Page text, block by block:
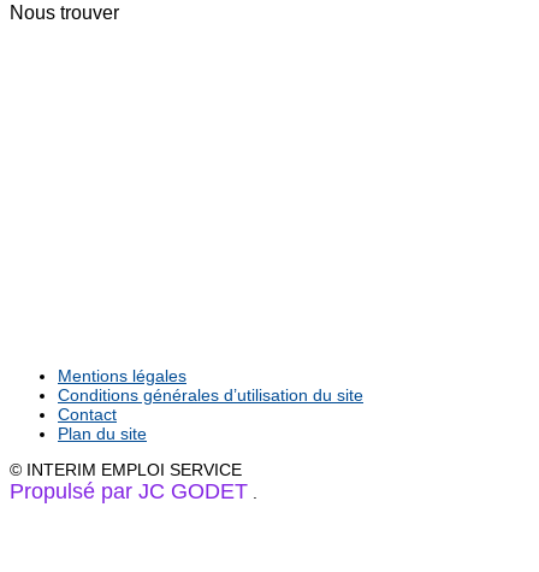
Nous trouver
Mentions légales
Conditions générales d’utilisation du site
Contact
Plan du site
© INTERIM EMPLOI SERVICE
Propulsé par JC GODET